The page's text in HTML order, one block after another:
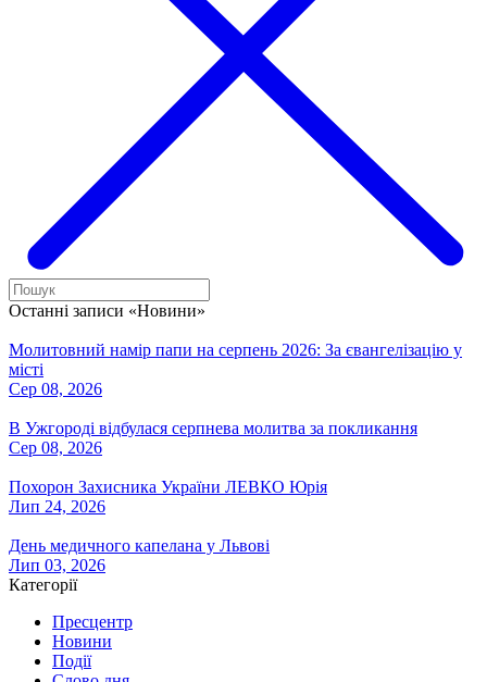
Останні записи «Новини»
Молитовний намір папи на серпень 2026: За євангелізацію у
місті
Сер 08, 2026
В Ужгороді відбулася серпнева молитва за покликання
Сер 08, 2026
Похорон Захисника України ЛЕВКО Юрія
Лип 24, 2026
День медичного капелана у Львові
Лип 03, 2026
Категорії
Пресцентр
Новини
Події